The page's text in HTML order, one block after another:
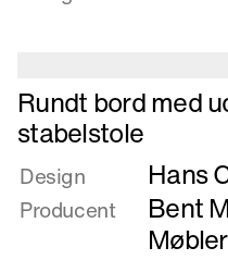
Læs
mere
om
Rundt
med
Rundt bord med
stabelstole
Design Hans
Producent Bent
Møbler